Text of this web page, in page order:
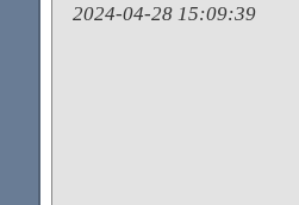
2024-04-28 15:09:39